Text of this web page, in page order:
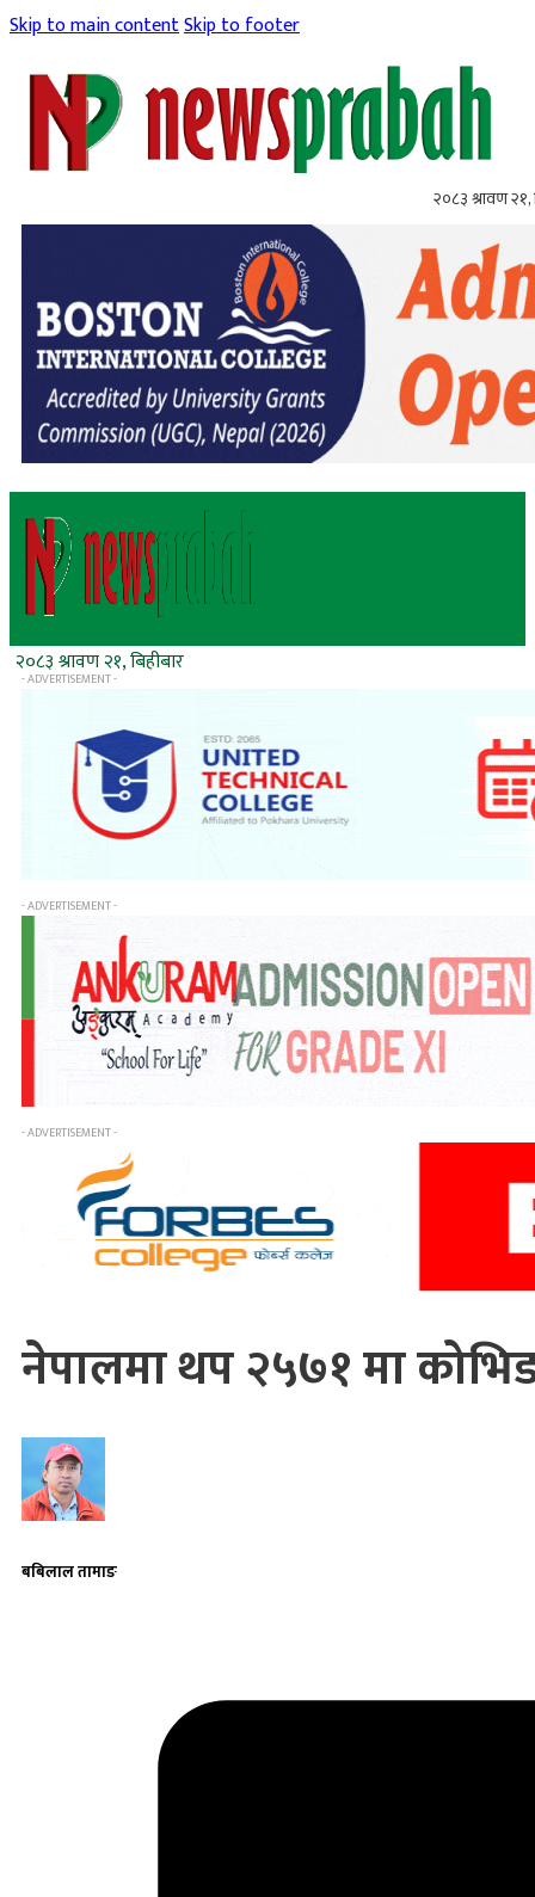
Skip to main contentSkip to footer
२०८३ श्रावण २१,
२०८३ श्रावण २१, बिहीबार
- ADVERTISEMENT -
- ADVERTISEMENT -
- ADVERTISEMENT -
नेपालमा थप २५७१ मा
बबिलाल तामाङ